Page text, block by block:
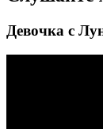
Девочка с